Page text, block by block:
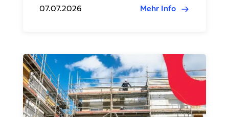
07.07.2026 Mehr Info